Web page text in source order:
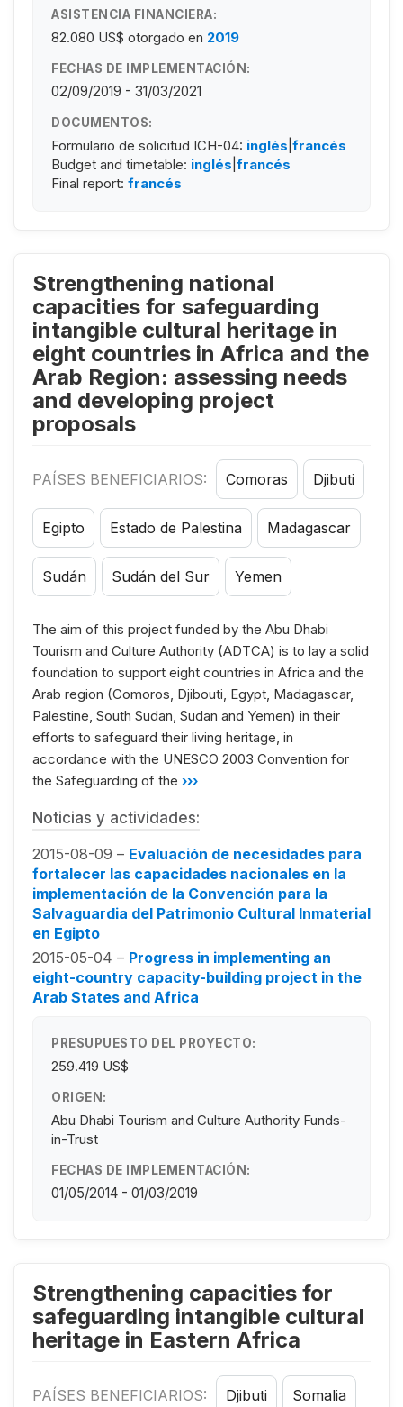
ASISTENCIA FINANCIERA:
82.080 US$ otorgado en 2019
FECHAS DE IMPLEMENTACIÓN:
02/09/2019 - 31/03/2021
DOCUMENTOS:
Formulario de solicitud ICH-04: inglés francés
Budget and timetable: inglés francés
Final report: francés
Strengthening national
capacities for safeguarding
intangible cultural heritage in
eight countries in Africa and the
Arab Region: assessing needs
and developing project
proposals
PAÍSES BENEFICIARIOS: Comoras Djibuti
Egipto Estado de Palestina Madagascar
Sudán Sudán del Sur Yemen
The aim of this project funded by the Abu Dhabi
Tourism and Culture Authority (ADTCA) is to lay a solid
foundation to support eight countries in Africa and the
Arab region (Comoros, Djibouti, Egypt, Madagascar,
Palestine, South Sudan, Sudan and Yemen) in their
efforts to safeguard their living heritage, in
accordance with the UNESCO 2003 Convention for
the Safeguarding of the ›››
Noticias y actividades:
2015-08-09 – Evaluación de necesidades para
fortalecer las capacidades nacionales en la
implementación de la Convención para la
Salvaguardia del Patrimonio Cultural Inmaterial
en Egipto
2015-05-04 – Progress in implementing an
eight-country capacity-building project in the
Arab States and Africa
PRESUPUESTO DEL PROYECTO:
259.419 US$
ORIGEN:
Abu Dhabi Tourism and Culture Authority Funds-
in-Trust
FECHAS DE IMPLEMENTACIÓN:
01/05/2014 - 01/03/2019
Strengthening capacities for
safeguarding intangible cultural
heritage in Eastern Africa
PAÍSES BENEFICIARIOS: Djibuti Somalia